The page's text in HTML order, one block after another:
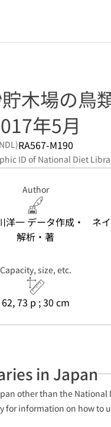
木場の鳥
年5月
RA567-M190
ID of National Diet
Author
洋一 データ作成・
解析・著
ネ
Capacity, size, etc.
62, 73 p ; 30 cm
in Japan
other than the
for information on how